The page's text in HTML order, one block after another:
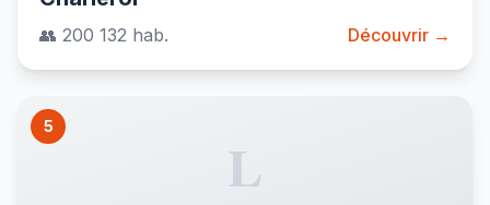
👥 200 132 hab. Découvrir →
5
L